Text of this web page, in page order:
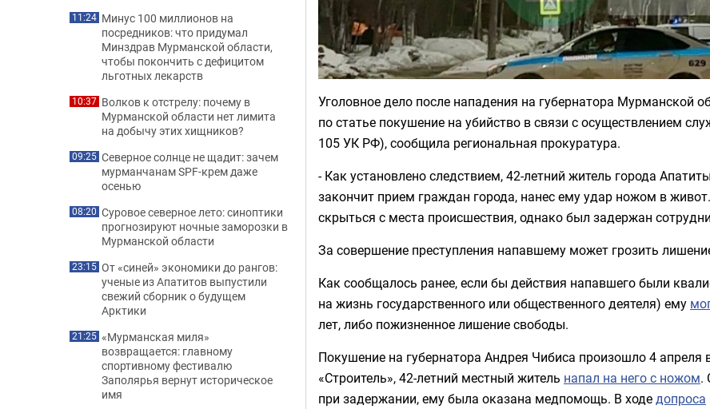
Уголовное дело после нападения на губернатора Мурманской
по статье покушение на убийство в связи с осуществлением
105 УК РФ), сообщила региональная прокуратура.
- Как установлено следствием, 42-летний житель города
закончит прием граждан города, нанес ему удар ножом в
скрыться с места происшествия, однако был задержан
За совершение преступления напавшему может грозить
Как сообщалось ранее, если бы действия напавшего были
на жизнь государственного или общественного деятеля) ему
лет, либо пожизненное лишение свободы.
Покушение на губернатора Андрея Чибиса произошло 4 апреля
«Строитель», 42-летний местный житель напал на него с ножом.
при задержании, ему была оказана медпомощь. В ходедопроса
11:24 Минус 100 миллионов на
посредников: что придумал
Минздрав Мурманской области,
чтобы покончить с дефицитом
льготных лекарств
10:37 Волков к отстрелу: почему в
Мурманской области нет лимита
на добычу этих хищников?
09:25 Северное солнце не щадит: зачем
мурманчанам SPF-крем даже
осенью
08:20 Суровое северное лето: синоптики
прогнозируют ночные заморозки в
Мурманской области
23:15 От «синей» экономики до рангов:
ученые из Апатитов выпустили
свежий сборник о будущем
Арктики
21:25 «Мурманская миля»
возвращается: главному
спортивному фестивалю
Заполярья вернут историческое
имя